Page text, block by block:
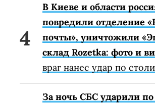
В Киеве и области
повредили отделение
почты», уничтожили
склад Rozetka: фото и
враг нанес удар по
За ночь СБС ударили по